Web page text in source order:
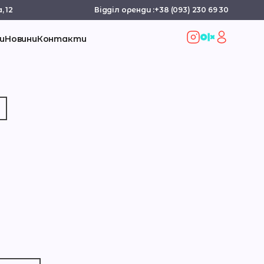
12 Відділ оренди :+38 (093) 230 69 30
НовиниКонтакти